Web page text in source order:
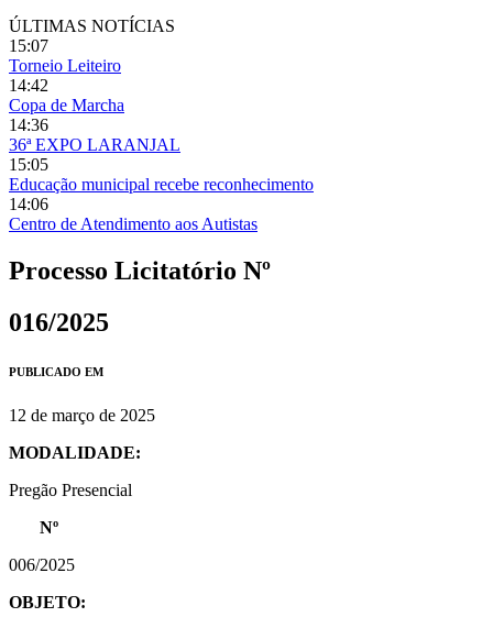
ÚLTIMAS NOTÍCIAS
15:07
Torneio Leiteiro
14:42
Copa de Marcha
14:36
36ª EXPO LARANJAL
15:05
Educação municipal recebe reconhecimento
14:06
Centro de Atendimento aos Autistas
Processo Licitatório Nº
016/2025
PUBLICADO EM
12 de março de 2025
MODALIDADE:
Pregão Presencial
Nº
006/2025
OBJETO: